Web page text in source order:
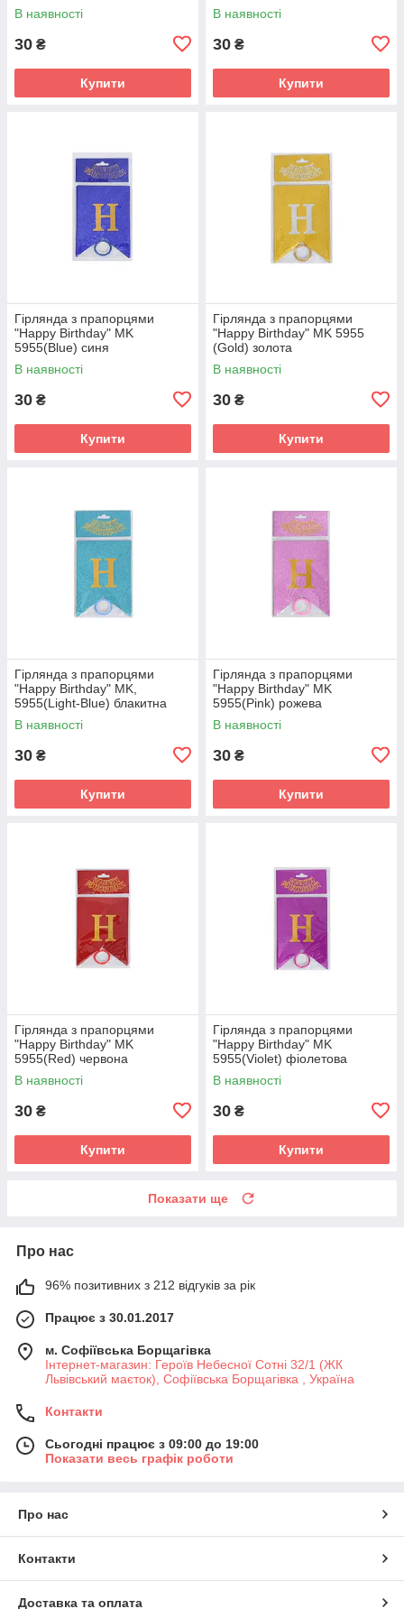
В наявності
30 ₴
Купити
В наявності
30 ₴
Купити
Гірлянда з прапорцями
"Happy Birthday" MK
5955(Blue) синя
В наявності
30 ₴
Купити
Гірлянда з прапорцями
"Happy Birthday" MK 5955
(Gold) золота
В наявності
30 ₴
Купити
Гірлянда з прапорцями
"Happy Birthday" MK,
5955(Light-Blue) блакитна
В наявності
30 ₴
Купити
Гірлянда з прапорцями
"Happy Birthday" MK
5955(Pink) рожева
В наявності
30 ₴
Купити
Гірлянда з прапорцями
"Happy Birthday" MK
5955(Red) червона
В наявності
30 ₴
Купити
Гірлянда з прапорцями
"Happy Birthday" MK
5955(Violet) фіолетова
В наявності
30 ₴
Купити
Показати ще
Про нас
96% позитивних з 212 відгуків за рік
Працює з 30.01.2017
м. Софіївська Борщагівка
Інтернет-магазин: Героїв Небесної Сотні 32/1 (ЖК
Львівський маєток), Софіївська Борщагівка , Україна
Контакти
Сьогодні працює з 09:00 до 19:00
Показати весь графік роботи
Про нас
Контакти
Доставка та оплата